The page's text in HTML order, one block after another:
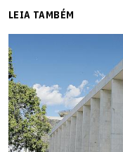
LEIA TAMBÉM